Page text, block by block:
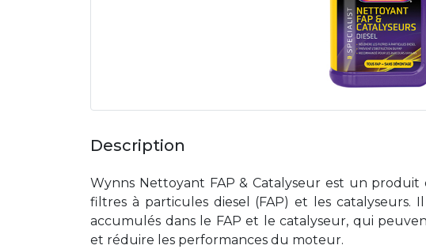
Description
Wynns Nettoyant FAP & Catalyseur est un
filtres à particules diesel (FAP) et les
accumulés dans le FAP et le catalyseur, qui
et réduire les performances du moteur.